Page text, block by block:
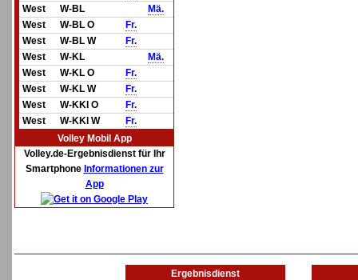
West
W-BL
Mä.
West
W-BL O
Fr.
West
W-BL W
Fr.
West
W-KL
Mä.
West
W-KL O
Fr.
West
W-KL W
Fr.
West
W-KKl O
Fr.
West
W-KKl W
Fr.
Volley Mobil App
Volley.de-Ergebnisdienst für Ihr
Smartphone Informationen zur
App
Ergebnisdienst